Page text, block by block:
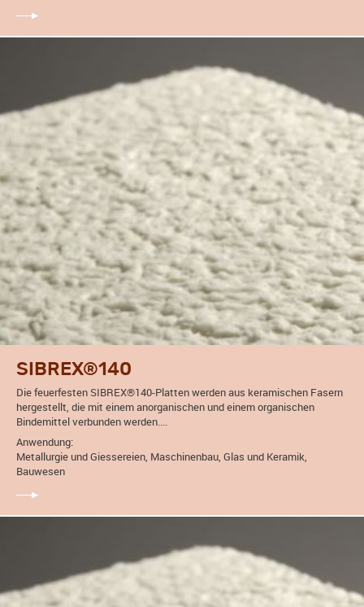
SIBREX®140
Die feuerfesten SIBREX®140-Platten werden aus keramischen Fasern
hergestellt, die mit einem anorganischen und einem organischen
Bindemittel verbunden werden....
Anwendung:
Metallurgie und Giessereien, Maschinenbau, Glas und Keramik,
Bauwesen